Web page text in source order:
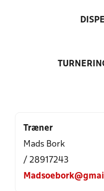
Træner
Mads Bork
/ 28917243